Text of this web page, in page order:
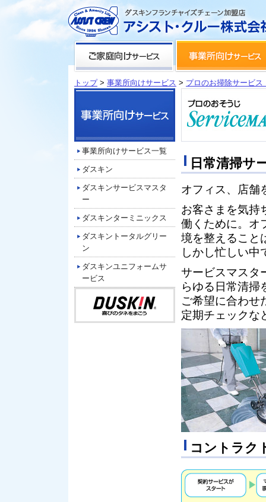
トップ> 事業所向けサービス > プロのお掃除サービ
事業所向けサービス一覧
ダスキン
ダスキンサービスマスタ
ー
ダスキンターミニックス
ダスキントータルグリー
ン
ダスキンユニフォームサ
ービス
日常清掃サ
オフィス、店舗
お客さまを気持
働くために。オ
境を整えること
しかし忙しい中
サービスマスタ
らゆる日常清掃
ご希望に合わせ
定期チェックな
コントラク